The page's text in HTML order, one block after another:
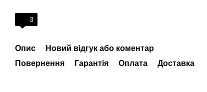
3
Опис
Новий відгук або коментар
Повернення
Гарантія Оплата Доставка